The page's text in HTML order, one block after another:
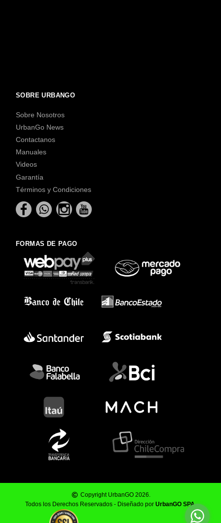
SOBRE URBANGO
Sobre Nosotros
UrbanGo News
Contactanos
Manuales
Videos
Garantía
Términos y Condiciones
FORMAS DE PAGO
Copyright UrbanGO 2026.
Todos los Derechos Reservados - Diseñado por UrbanGO SPA.